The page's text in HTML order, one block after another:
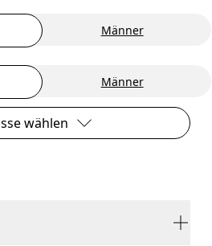
Männer
Männer
wählen